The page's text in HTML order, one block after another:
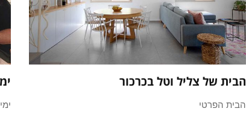
הבית של צליל וטל בכרכור
הבית הפרטי